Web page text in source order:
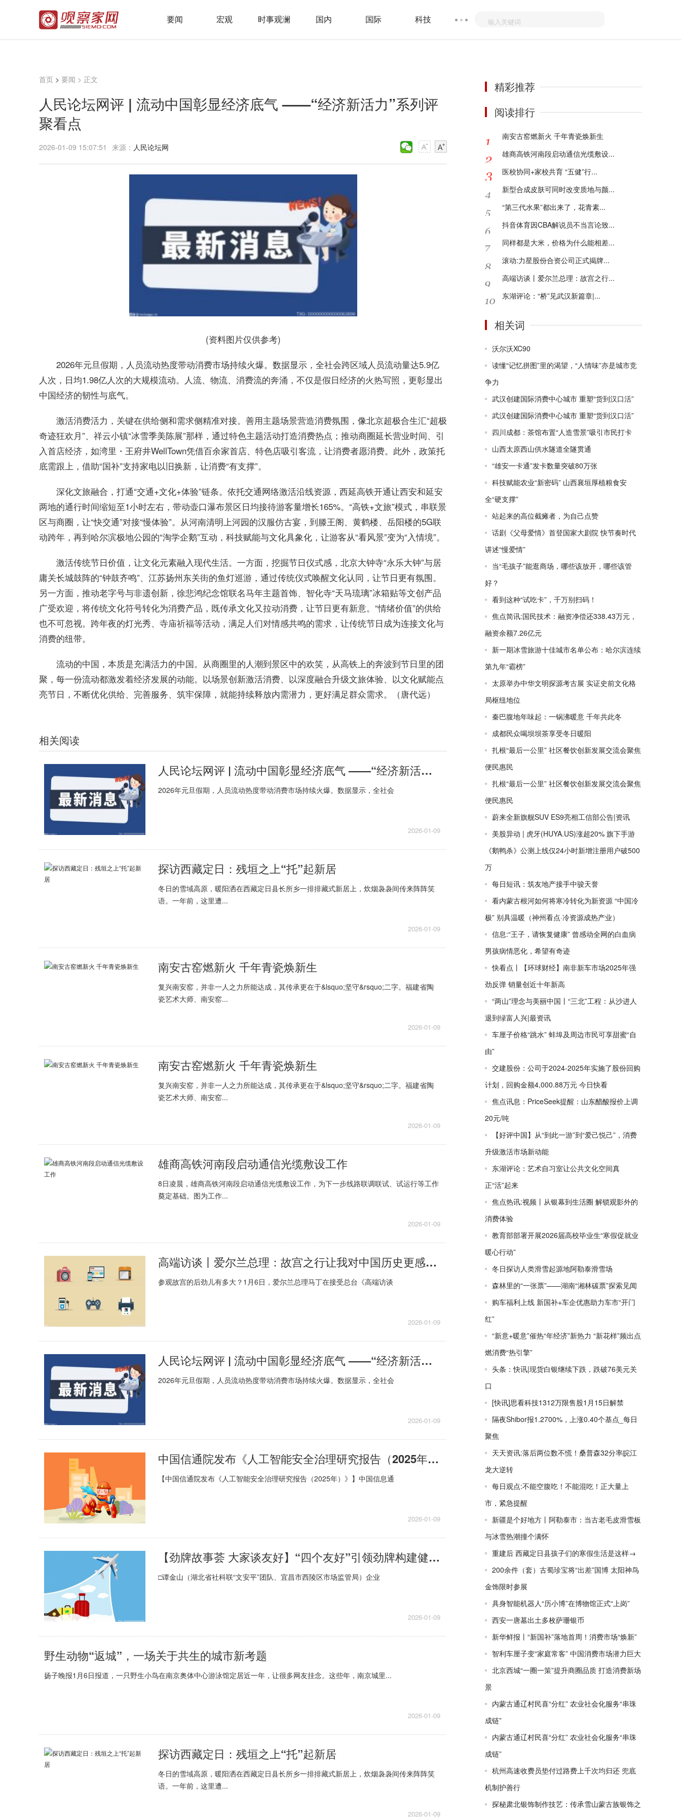
要闻 宏观 时事观澜 国内 国际 科技
首页 > 要闻 > 正文
人民论坛网评 | 流动中国彰显经济底气 ——“经济新活力”系列评
聚看点
2026-01-09 15:07:51 来源： 人民论坛网
(资料图片仅供参考)
2026年元旦假期，人员流动热度带动消费市场持续火爆。数据显示，全社会跨区域人员流动量达5.9亿
人次，日均1.98亿人次的大规模流动。人流、物流、消费流的奔涌，不仅是假日经济的火热写照，更彰显出
中国经济的韧性与底气。
激活消费活力，关键在供给侧和需求侧精准对接。善用主题场景营造消费氛围，像北京超极合生汇“超极
奇迹狂欢月”、祥云小镇“冰雪季美陈展”那样，通过特色主题活动打造消费热点；推动商圈延长营业时间、引
入首店经济，如湾里・王府井WellTown凭借百余家首店、特色店吸引客流，让消费者愿消费。此外，政策托
底需跟上，借助“国补”支持家电以旧换新，让消费“有支撑”。
深化文旅融合，打通“交通+文化+体验”链条。依托交通网络激活沿线资源，西延高铁开通让西安和延安
两地的通行时间缩短至1小时左右，带动壶口瀑布景区日均接待游客量增长165%。“高铁+文旅”模式，串联景
区与商圈，让“快交通”对接“慢体验”。从河南清明上河园的汉服仿古宴，到滕王阁、黄鹤楼、岳阳楼的5G联
动跨年，再到哈尔滨极地公园的“淘学企鹅”互动，科技赋能与文化具象化，让游客从“看风景”变为“入情境”。
激活传统节日价值，让文化元素融入现代生活。一方面，挖掘节日仪式感，北京大钟寺“永乐大钟”与居
庸关长城鼓阵的“钟鼓齐鸣”、江苏扬州东关街的鱼灯巡游，通过传统仪式唤醒文化认同，让节日更有氛围。
另一方面，推动老字号与非遗创新，徐悲鸿纪念馆联名马年主题首饰、智化寺“天马琉璃”冰箱贴等文创产品
广受欢迎，将传统文化符号转化为消费产品，既传承文化又拉动消费，让节日更有新意。“情绪价值”的供给
也不可忽视。跨年夜的灯光秀、寺庙祈福等活动，满足人们对情感共鸣的需求，让传统节日成为连接文化与
消费的纽带。
流动的中国，本质是充满活力的中国。从商圈里的人潮到景区中的欢笑，从高铁上的奔波到节日里的团
聚，每一份流动都激发着经济发展的动能。以场景创新激活消费、以深度融合升级文旅体验、以文化赋能点
亮节日，不断优化供给、完善服务、筑牢保障，就能持续释放内需潜力，更好满足群众需求。（唐代远）
相关阅读
人民论坛网评 | 流动中国彰显经济底气 ——“经济新活力”系列评 聚看点
2026年元旦假期，人员流动热度带动消费市场持续火爆。数据显示，全社会
2026-01-09
探访西藏定日：残垣之上“托”起新居
冬日的雪域高原，暖阳洒在西藏定日县长所乡一排排藏式新居上，炊烟袅袅间传来阵阵笑
语。一年前，这里遭...
2026-01-09
南安古窑燃新火 千年青瓷焕新生
复兴南安窑，并非一人之力所能达成，其传承更在于&lsquo;坚守&rsquo;二字。福建省陶
瓷艺术大师、南安窑...
2026-01-09
南安古窑燃新火 千年青瓷焕新生
复兴南安窑，并非一人之力所能达成，其传承更在于&lsquo;坚守&rsquo;二字。福建省陶
瓷艺术大师、南安窑...
2026-01-09
雄商高铁河南段启动通信光缆敷设工作
8日凌晨，雄商高铁河南段启动通信光缆敷设工作，为下一步线路联调联试、试运行等工作
奠定基础。图为工作...
2026-01-09
高端访谈丨爱尔兰总理：故宫之行让我对中国历史更感兴趣了 今热点
参观故宫的后劲儿有多大？1月6日，爱尔兰总理马丁在接受总台《高端访谈
2026-01-09
人民论坛网评 | 流动中国彰显经济底气 ——“经济新活力”系列评 聚看点
2026年元旦假期，人员流动热度带动消费市场持续火爆。数据显示，全社会
2026-01-09
中国信通院发布《人工智能安全治理研究报告（2025年）》
【中国信通院发布《人工智能安全治理研究报告（2025年）》】中国信息通
2026-01-09
【劲牌故事荟 大家谈友好】“四个友好”引领劲牌构建健康可持续新生态
□谭金山（湖北省社科联“文安平”团队、宜昌市西陵区市场监管局）企业
2026-01-09
野生动物“返城”，一场关于共生的城市新考题
扬子晚报1月6日报道，一只野生小鸟在南京奥体中心游泳馆定居近一年，让很多网友挂念。这些年，南京城里...
2026-01-09
探访西藏定日：残垣之上“托”起新居
冬日的雪域高原，暖阳洒在西藏定日县长所乡一排排藏式新居上，炊烟袅袅间传来阵阵笑
语。一年前，这里遭...
2026-01-09
精彩推荐
阅读排行
南安古窑燃新火 千年青瓷焕新生
雄商高铁河南段启动通信光缆敷设...
医校协同+家校共育 “五健”行...
新型合成皮肤可同时改变质地与颜...
“第三代水果”都出来了，花青素...
抖音体育因CBA解说员不当言论致...
同样都是大米，价格为什么能相差...
滚动:力星股份合资公司正式揭牌...
高端访谈丨爱尔兰总理：故宫之行...
东湖评论：“桥”见武汉新篇章|...
相关词
沃尔沃XC90
读懂“记忆拼图”里的渴望，“人情味”亦是城市竞
争力
武汉创建国际消费中心城市 重塑“货到汉口活”
武汉创建国际消费中心城市 重塑“货到汉口活”
四川成都：茶馆布置“人造雪景”吸引市民打卡
山西太原西山供水隧道全隧贯通
“雄安一卡通”发卡数量突破80万张
科技赋能农业“新密码” 山西襄垣厚植粮食安
全“硬支撑”
站起来的高位截瘫者，为自己点赞
话剧《父母爱情》首登国家大剧院 快节奏时代
讲述“慢爱情”
当“毛孩子”能逛商场，哪些该放开，哪些该管
好？
看到这种“试吃卡”，千万别扫码！
焦点简讯:国民技术：融资净偿还338.43万元，
融资余额7.26亿元
新一期冰雪旅游十佳城市名单公布：哈尔滨连续
第九年“霸榜”
太原举办中华文明探源考古展 实证史前文化格
局枢纽地位
秦巴腹地年味起：一锅沸暖意 千年共此冬
成都民众喝坝坝茶享受冬日暖阳
扎根“最后一公里” 社区餐饮创新发展交流会聚焦
便民惠民
扎根“最后一公里” 社区餐饮创新发展交流会聚焦
便民惠民
蔚来全新旗舰SUV ES9亮相工信部公告|资讯
美股异动 | 虎牙(HUYA.US)涨超20% 旗下手游
《鹅鸭杀》公测上线仅24小时新增注册用户破500
万
每日短讯：筑友地产接手中骏天誉
看内蒙古根河如何将寒冷转化为新资源 “中国冷
极” 别具温暖（神州看点·冷资源成热产业）
信息:“王子，请恢复健康” 曾感动全网的白血病
男孩病情恶化，希望有奇迹
快看点丨【环球财经】南非新车市场2025年强
劲反弹 销量创近十年新高
“两山”理念与美丽中国丨“三北”工程：从沙进人
退到绿富人兴|最资讯
车厘子价格“跳水” 蚌埠及周边市民可享甜蜜“自
由”
交建股份：公司于2024-2025年实施了股份回购
计划，回购金额4,000.88万元 今日快看
焦点讯息：PriceSeek提醒：山东醋酸报价上调
20元/吨
【好评中国】从“到此一游”到“爱己悦己”，消费
升级激活市场新动能
东湖评论：艺术自习室让公共文化空间真
正“活”起来
焦点热讯:视频丨从银幕到生活圈 解锁观影外的
消费体验
教育部部署开展2026届高校毕业生“寒假促就业
暖心行动”
冬日探访人类滑雪起源地阿勒泰滑雪场
森林里的“一张票”——湖南“湘林碳票”探索见闻
购车福利上线 新国补+车企优惠助力车市“开门
红”
“新意+暖意”催热“年经济”新热力 “新花样”频出点
燃消费“热引擎”
头条：快讯|现货白银继续下跌，跌破76美元关
口
[快讯]思看科技1312万限售股1月15日解禁
隔夜Shibor报1.2700%，上涨0.40个基点_每日
聚焦
天天资讯:落后两位数不慌！桑普森32分率皖江
龙大逆转
每日观点:不能空腹吃！不能混吃！正大量上
市，紧急提醒
新疆是个好地方丨阿勒泰市：当古老毛皮滑雪板
与冰雪热潮撞个满怀
重建后 西藏定日县孩子们的寒假生活是这样→
200余件（套）古蜀珍宝将“出差”国博 太阳神鸟
金饰限时参展
具身智能机器人“历小博”在博物馆正式“上岗”
西安一唐墓出土多枚萨珊银币
新华鲜报丨“新国补”落地首周！消费市场“焕新”
智利车厘子变“家庭常客” 中国消费市场潜力巨大
北京西城“一圈一策”提升商圈品质 打造消费新场
景
内蒙古通辽村民喜“分红” 农业社会化服务“串珠
成链”
内蒙古通辽村民喜“分红” 农业社会化服务“串珠
成链”
杭州高速收费员垫付过路费上千次均归还 兜底
机制护善行
探秘肃北银饰制作技艺：传承雪山蒙古族银饰之